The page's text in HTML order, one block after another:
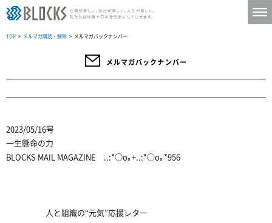
TOP > メルマガ購読・解除 > メルマガバックナンバー
メルマガバックナンバー
2023/05/16号
一生懸命の力
BLOCKS MAIL MAGAZINE ..:*○o｡+..:*○o｡*956
人と組織の“元気”応援レター